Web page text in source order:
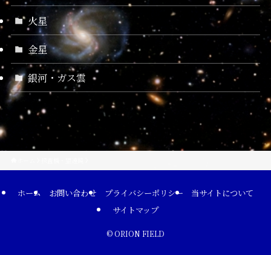
火星
金星
銀河・ガス雲
ホーム お問い合わせ プライバシーポリシー
当サイトについて
サイトマップ
©ORION FIELD